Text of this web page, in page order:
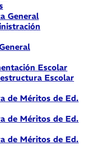
General
Escolar
Escolar
de Méritos de Ed.
de Méritos de Ed.
de Méritos de Ed.